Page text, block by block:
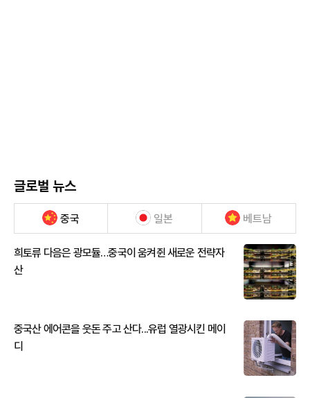
글로벌 뉴스
중국 일본 베트남
희토류 다음은 광모듈…중국이 움켜쥔 새로운 전략자
산
중국산 에어콘을 웃돈 주고 산다...유럽 열광시킨 메이
디